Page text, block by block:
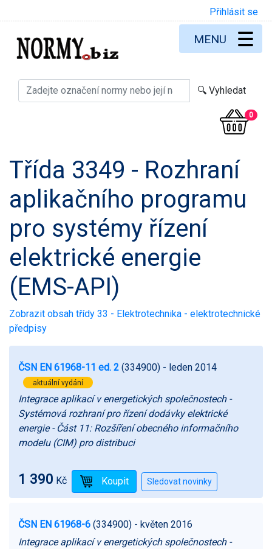
Přihlásit se
0
MENU
Třída 3349 - Rozhraní
aplikačního programu
pro systémy řízení
elektrické energie
(EMS-API)
Zobrazit obsah třídy 33 - Elektrotechnika - elektrotechnické
předpisy
ČSN EN 61968-11 ed. 2 (334900) - leden 2014
aktuální vydání
Integrace aplikací v energetických společnostech -
Systémová rozhraní pro řízení dodávky elektrické
energie - Část 11: Rozšíření obecného informačního
modelu (CIM) pro distribuci
1 390 Kč
ČSN EN 61968-6 (334900) - květen 2016
Integrace aplikací v energetických společnostech -